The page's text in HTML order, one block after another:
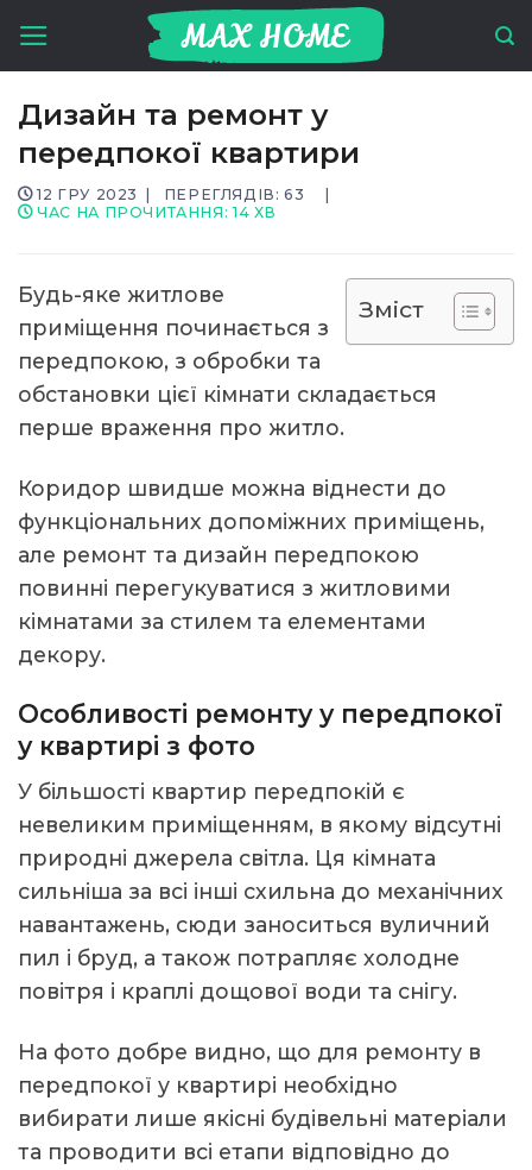
to
Дизайн та ремонт у
передпокої квартири
12 ГРУ 2023 ПЕРЕГЛЯДІВ: 63
ЧАС НА ПРОЧИТАННЯ: 14 ХВ
Зміст
Будь-яке житлове
приміщення починається з
передпокою, з обробки та
обстановки цієї кімнати складається
перше враження про житло.
Коридор швидше можна віднести до
функціональних допоміжних приміщень,
але ремонт та дизайн передпокою
повинні перегукуватися з житловими
кімнатами за стилем та елементами
декору.
Особливості ремонту у передпокої
у квартирі з фото
У більшості квартир передпокій є
невеликим приміщенням, в якому відсутні
природні джерела світла. Ця кімната
сильніша за всі інші схильна до механічних
навантажень, сюди заноситься вуличний
пил і бруд, а також потрапляє холодне
повітря і краплі дощової води та снігу.
На фото добре видно, що для ремонту в
передпокої у квартирі необхідно
вибирати лише якісні будівельні матеріали
та проводити всі етапи відповідно до